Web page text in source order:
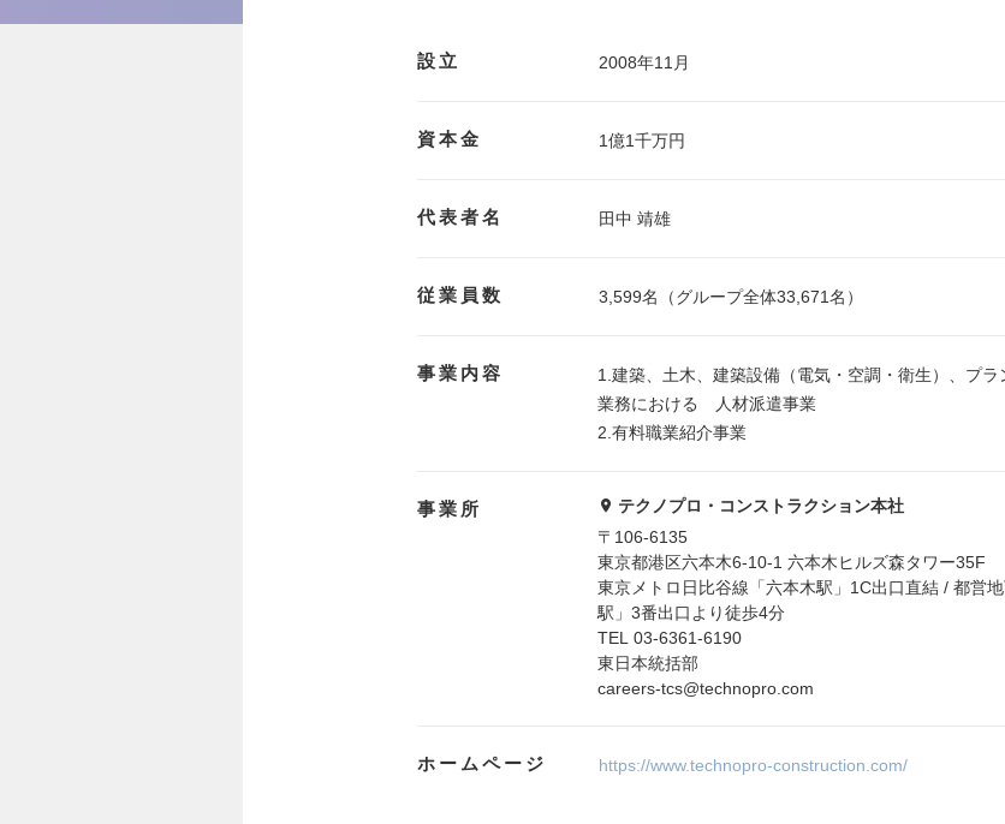
設立 2008年11月
資本金 1億1千万円
代表者名 田中 靖雄
従業員数 3,599名（グループ全体33,671名）
事業内容
1.建築、土木、建築設備（電気・空調・衛生）、プ
業務における 人材派遣事業
2.有料職業紹介事業
事業所
テクノプロ・コンストラクション本社
〒106-6135
東京都港区六本木6-10-1 六本木ヒルズ森タワー35F
東京メトロ日比谷線「六本木駅」1C出口直結 / 都営
駅」3番出口より徒歩4分
TEL 03-6361-6190
東日本統括部
careers-tcs@technopro.com
ホームページ https://www.technopro-construction.com/